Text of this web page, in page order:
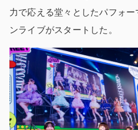
力で応える堂々としたパフォ
ンライブがスタートした。